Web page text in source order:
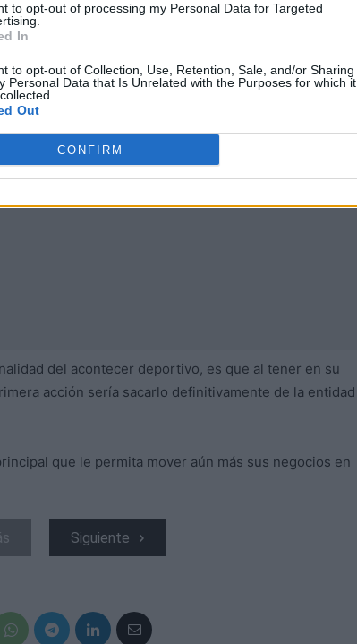
to opt-out of processing my Personal Data for Targeted
In
to opt-out of Collection, Use, Retention, Sale, and/or Sharing
Personal Data that Is Unrelated with the Purposes for which it
Out
CONFIRM
Publicidad
del acontecer deportivo, es que al tener en su
acción sería sacarlo definitivamente de la entidad
que le permita mover aún más sus negocios en
Siguiente